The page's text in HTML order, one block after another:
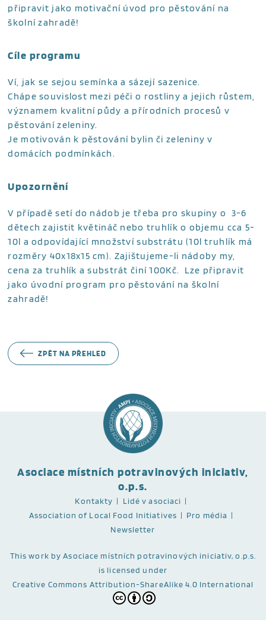
připravit jako motivační úvod pro pěstování na
školní zahradě!
Cíle programu
Ví, jak se sejou semínka a sázejí sazenice.
Chápe souvislost mezi péči o rostliny a jejich růstem,
významem kvalitní půdy a přírodních procesů v
pěstování zeleniny.
Je motivován k pěstování bylin či zeleniny v
domácích podmínkách.
Upozornění
V případě setí do nádob je třeba pro skupiny o 3-6
dětech zajistit květináč nebo truhlík o objemu cca 5-
10l a odpovídající množství substrátu (10l truhlík má
rozměry 40x18x15 cm). Zajištujeme-li nádoby my,
cena za truhlík a substrát činí 100Kč. Lze připravit
jako úvodní program pro pěstování na školní
zahradě!
ZPĚT NA PŘEHLED
Asociace místních potravinových iniciativ,
o.p.s.
Kontakty
Lidé v asociaci
Association of Local Food Initiatives
Pro média
Newsletter
This work by Asociace místních potravinových iniciativ, o.p.s.
is licensed under
Creative Commons Attribution-ShareAlike 4.0 International